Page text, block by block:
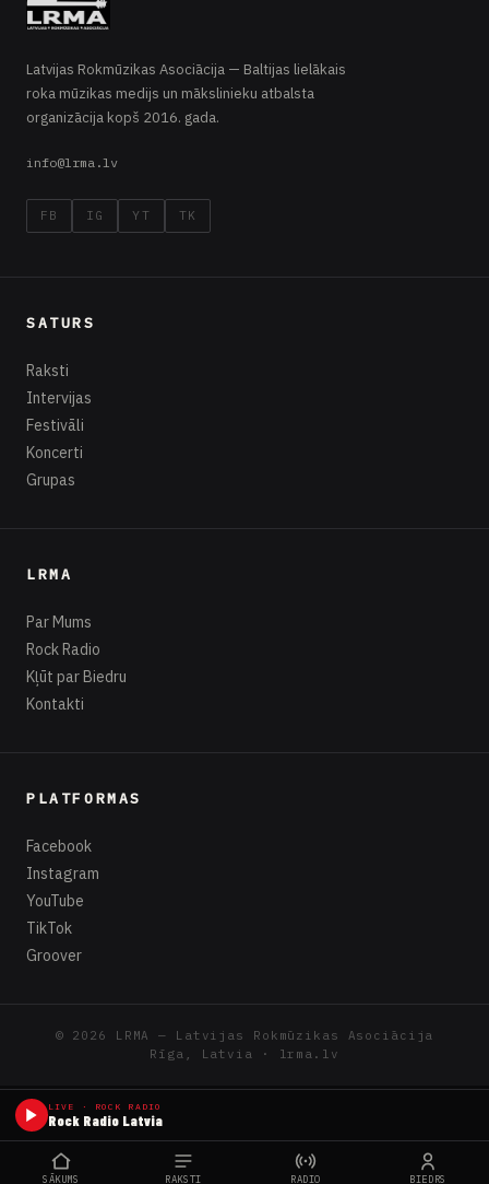
Latvijas Rokmūzikas Asociācija — Baltijas lielākais
roka mūzikas medijs un mākslinieku atbalsta
organizācija kopš 2016. gada.
info@lrma.lv
FB IG YT TK
SATURS
Raksti
Intervijas
Festivāli
Koncerti
Grupas
LRMA
Par Mums
Rock Radio
Kļūt par Biedru
Kontakti
PLATFORMAS
Facebook
Instagram
YouTube
TikTok
Groover
© 2026 LRMA — Latvijas Rokmūzikas Asociācija
Rīga, Latvia · lrma.lv
LIVE · ROCK RADIO
Rock Radio Latvia
SĀKUMS RAKSTI RADIO BIEDRS